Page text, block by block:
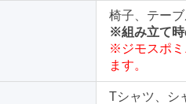
椅子、テー
※組み立て時
※ジモスポミ
ます。
Tシャツ、シ